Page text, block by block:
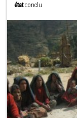
état conclu